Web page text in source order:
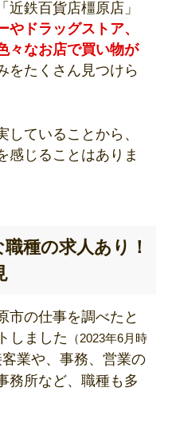
近鉄百貨店橿原店」
やドラッグストア、
々なお店で買い物が
をたくさん見つけら
していることから、
感じることはありま
職種の求人あり！
市の仕事を調べたと
しました
（2023年6月時
業や、事務、営業の
務所など、職種も多